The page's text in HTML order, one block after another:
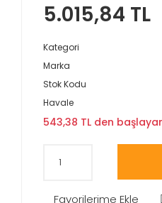
5.015,84 TL
Kategori
Marka
Stok Kodu
Havale
543,38 TL den